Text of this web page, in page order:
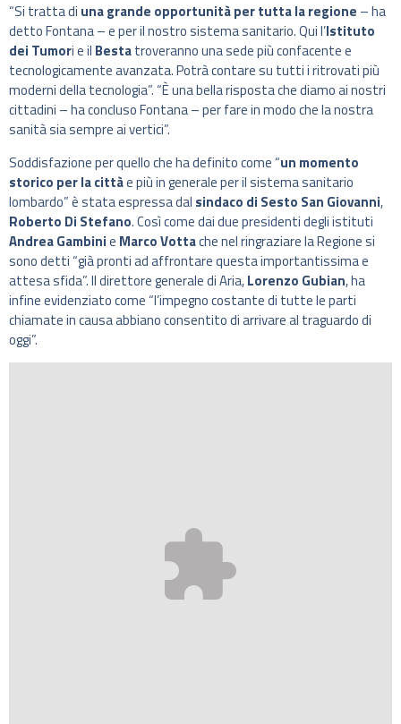
“Si tratta di una grande opportunità per tutta la regione – ha
detto Fontana – e per il nostro sistema sanitario. Qui l’Istituto
dei Tumori e il Bestatroveranno una sede più confacente e
tecnologicamente avanzata. Potrà contare su tutti i ritrovati più
moderni della tecnologia”. “È una bella risposta che diamo ai nostri
cittadini – ha concluso Fontana – per fare in modo che la nostra
sanità sia sempre ai vertici”.
Soddisfazione per quello che ha definito come “un momento
storico per la cittàe più in generale per il sistema sanitario
lombardo” è stata espressa dal sindaco di Sesto San Giovanni,
Roberto Di Stefano. Così come dai due presidenti degli istituti
Andrea Gambinie Marco Vottache nel ringraziare la Regione si
sono detti “già pronti ad affrontare questa importantissima e
attesa sfida”. Il direttore generale di Aria,Lorenzo Gubian, ha
infine evidenziato come “l’impegno costante di tutte le parti
chiamate in causa abbiano consentito di arrivare al traguardo di
oggi”.